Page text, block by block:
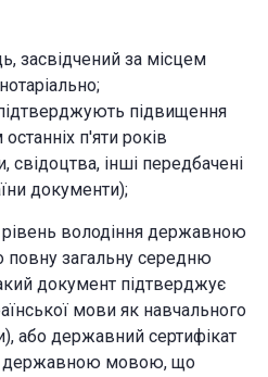
засвідчений за місцем
підтверджують підвищення
п'яти років
свідоцтва, інші передбачені
документи);
володіння державною
загальну середню
документ підтверджує
мови як навчального
або державний сертифікат
державною мовою, що